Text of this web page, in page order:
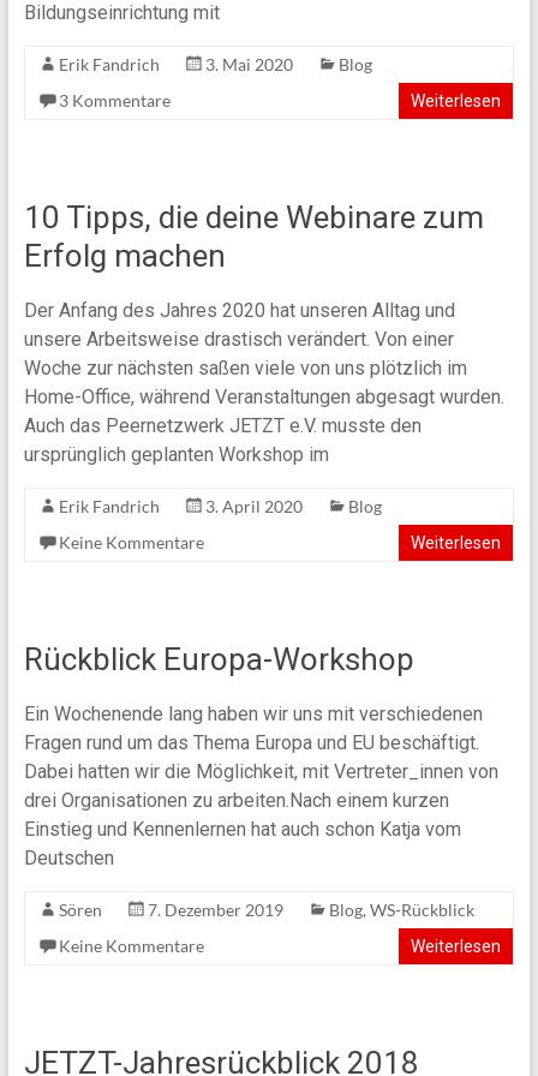
Bildungseinrichtung mit
Erik Fandrich 3. Mai 2020
Blog
3 Kommentare
Weiterlesen
10 Tipps, die deine Webinare zum
Erfolg machen
Der Anfang des Jahres 2020 hat unseren Alltag und
unsere Arbeitsweise drastisch verändert. Von einer
Woche zur nächsten saßen viele von uns plötzlich im
Home-Office, während Veranstaltungen abgesagt wurden.
Auch das Peernetzwerk JETZT e.V. musste den
ursprünglich geplanten Workshop im
Erik Fandrich 3. April 2020
Blog
Keine Kommentare
Weiterlesen
Rückblick Europa-Workshop
Ein Wochenende lang haben wir uns mit verschiedenen
Fragen rund um das Thema Europa und EU beschäftigt.
Dabei hatten wir die Möglichkeit, mit Vertreter_innen von
drei Organisationen zu arbeiten.Nach einem kurzen
Einstieg und Kennenlernen hat auch schon Katja vom
Deutschen
Sören 7. Dezember 2019 Blog, WS-Rückblick
Keine Kommentare
Weiterlesen
JETZT-Jahresrückblick 2018